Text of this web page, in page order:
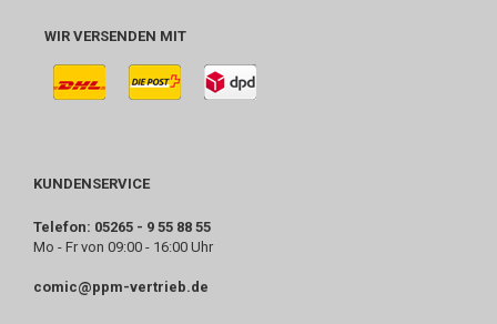
WIR VERSENDEN MIT
KUNDENSERVICE
Telefon: 05265 - 9 55 88 55
Mo - Fr von 09:00 - 16:00 Uhr
comic@ppm-vertrieb.de